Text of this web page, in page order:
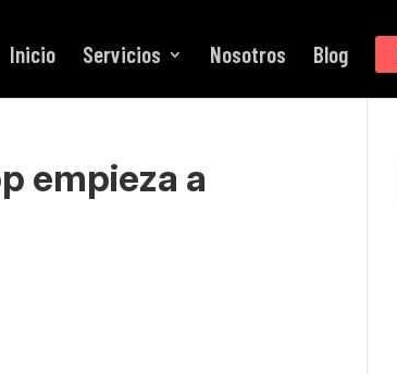
Inicio Servicios Nosotros Blog
empieza a